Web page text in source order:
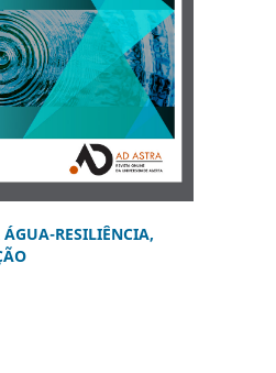
RESILIÊNCIA,